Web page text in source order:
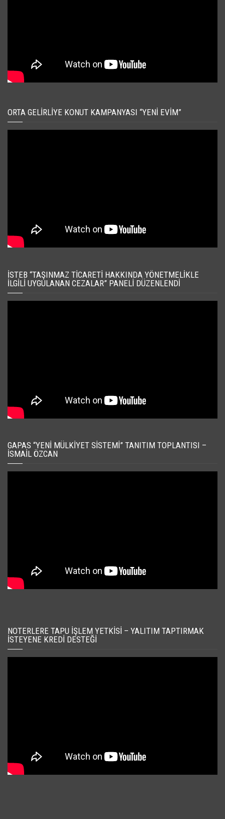
ORTA GELIRLIYE KONUT KAMPANYASI “YENI EVIM”
İSTEB “TAŞINMAZ TICARETI HAKKINDA YÖNETMELIKLE
İLGILI UYGULANAN CEZALAR” PANELI DÜZENLENDI
GAPAS “YENI MÜLKIYET SISTEMI” TANITIM TOPLANTISI –
İSMAIL ÖZCAN
NOTERLERE TAPU İŞLEM YETKISI – YALITIM TAPTIRMAK
İSTEYENE KREDI DESTEĞI